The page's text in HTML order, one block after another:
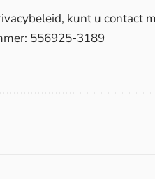
kunt u contact
556925-3189